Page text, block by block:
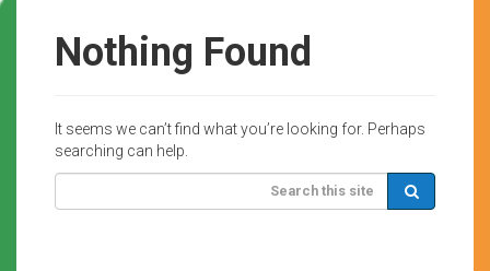
Nothing Found
It seems we can’t find what you’re looking for. Perhaps
searching can help.